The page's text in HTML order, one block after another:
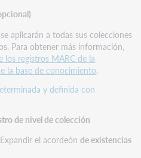
aplicarán a todas sus colecciones
Para obtener más información,
los registros MARC de la
la base de conocimiento.
y definida con
de nivel de colección
el acordeón de existencias